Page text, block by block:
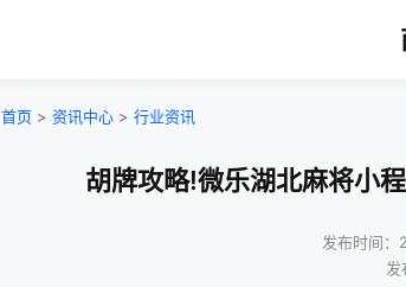
首页 > 资讯中心 > 行业资讯
胡牌攻略!微乐湖北麻将小
发布时间
发